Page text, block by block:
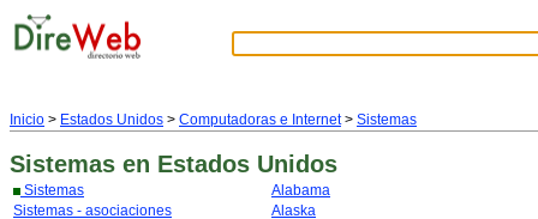
Inicio > Estados Unidos > Computadoras e Internet> Sistemas
Sistemas en Estados Unidos
Sistemas
Sistemas - asociaciones
Alabama
Alaska